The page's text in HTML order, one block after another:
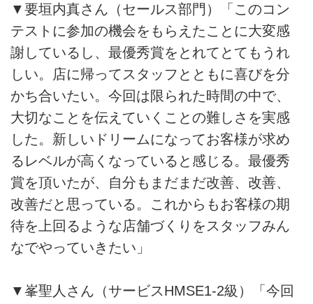
▼要垣内真さん（セールス部門）「このコン
テストに参加の機会をもらえたことに大変感
謝しているし、最優秀賞をとれてとてもうれ
しい。店に帰ってスタッフとともに喜びを分
かち合いたい。今回は限られた時間の中で、
大切なことを伝えていくことの難しさを実感
した。新しいドリームになってお客様が求め
るレベルが高くなっていると感じる。最優秀
賞を頂いたが、自分もまだまだ改善、改善、
改善だと思っている。これからもお客様の期
待を上回るような店舗づくりをスタッフみん
なでやっていきたい」
▼峯聖人さん（サービスHMSE1-2級）「今回